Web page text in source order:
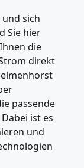
sich
Sie hier
die
direkt
passende
ist es
und